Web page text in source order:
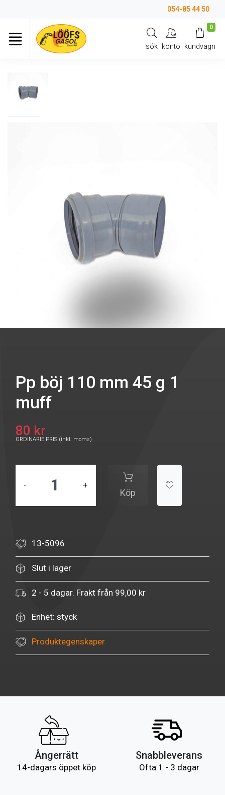
054-85 44 50
sök konto
0
kundvagn
Pp böj 110 mm 45 g 1
muff
80 kr
ORDINARIE PRIS (inkl. moms)
- +
Köp
13-5096
Slut i lager
2 - 5 dagar. Frakt från 99,00 kr
Enhet: styck
Produktegenskaper
Ångerrätt
14-dagars öppet köp
Snabbleverans
Ofta 1 - 3 dagar